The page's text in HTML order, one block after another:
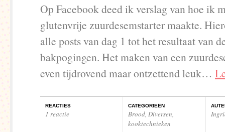
Op Facebook deed ik verslag van hoe ik
glutenvrije zuurdesemstarter maakte.
alle posts van dag 1 tot het resultaat van
bakpogingen. Het maken van een
even tijdrovend maar ontzettend leuk…
REACTIES
1 reactie
CATEGORIEËN
Brood, Diversen,
kooktechnieken